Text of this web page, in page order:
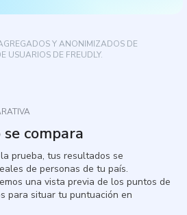
Y ANONIMIZADOS DE
USUARIOS DE FREUDLY.
compara
prueba, tus resultados se
de personas de tu país.
una vista previa de los puntos de
para situar tu puntuación en